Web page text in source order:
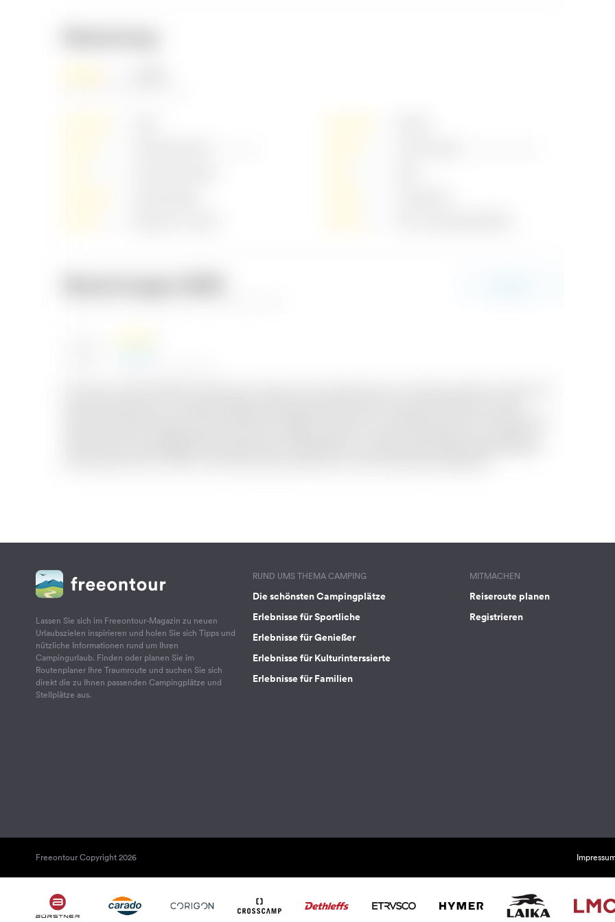
Lassen Sie sich im Freeontour-Magazin zu neuen
Urlaubszielen inspirieren und holen Sie sich Tipps und
nützliche Informationen rund um Ihren
Campingurlaub. Finden oder planen Sie im
Routenplaner Ihre Traumroute und suchen Sie sich
direkt die zu Ihnen passenden Campingplätze und
Stellplätze aus.
RUND UMS THEMA CAMPING
Die schönsten Campingplätze
Erlebnisse für Sportliche
Erlebnisse für Genießer
Erlebnisse für Kulturinterssierte
Erlebnisse für Familien
MITMACHEN
Reiseroute planen
Registrieren
Freeontour Copyright 2026